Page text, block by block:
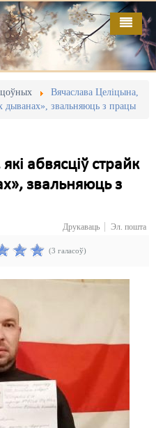
Вячаслава Целіцына,
дыванах», звальняюць з працы
абвясціў страйк
звальняюць з
Друкаваць Эл. пошта
(3 галасоў)